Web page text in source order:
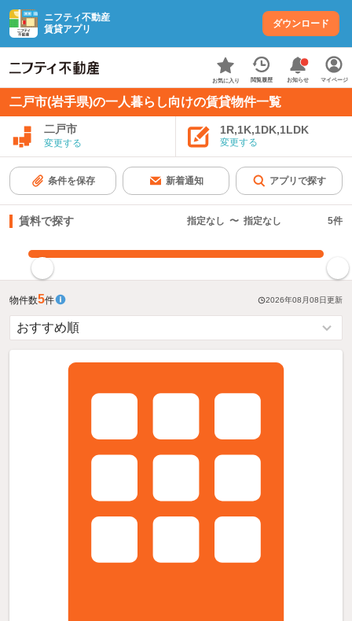
ニフティ不動産
賃貸アプリ
ダウンロード
お気に入り 閲覧履歴 お知らせ マイページ
二戸市(岩手県)の一人暮らし向けの賃貸物件一覧
二戸市
変更する
1R,1K,1DK,1LDK
変更する
条件を保存 新着通知 アプリで探す
賃料で探す 指定なし 〜 指定なし 5件
物件数5件 2026年08月08日更新